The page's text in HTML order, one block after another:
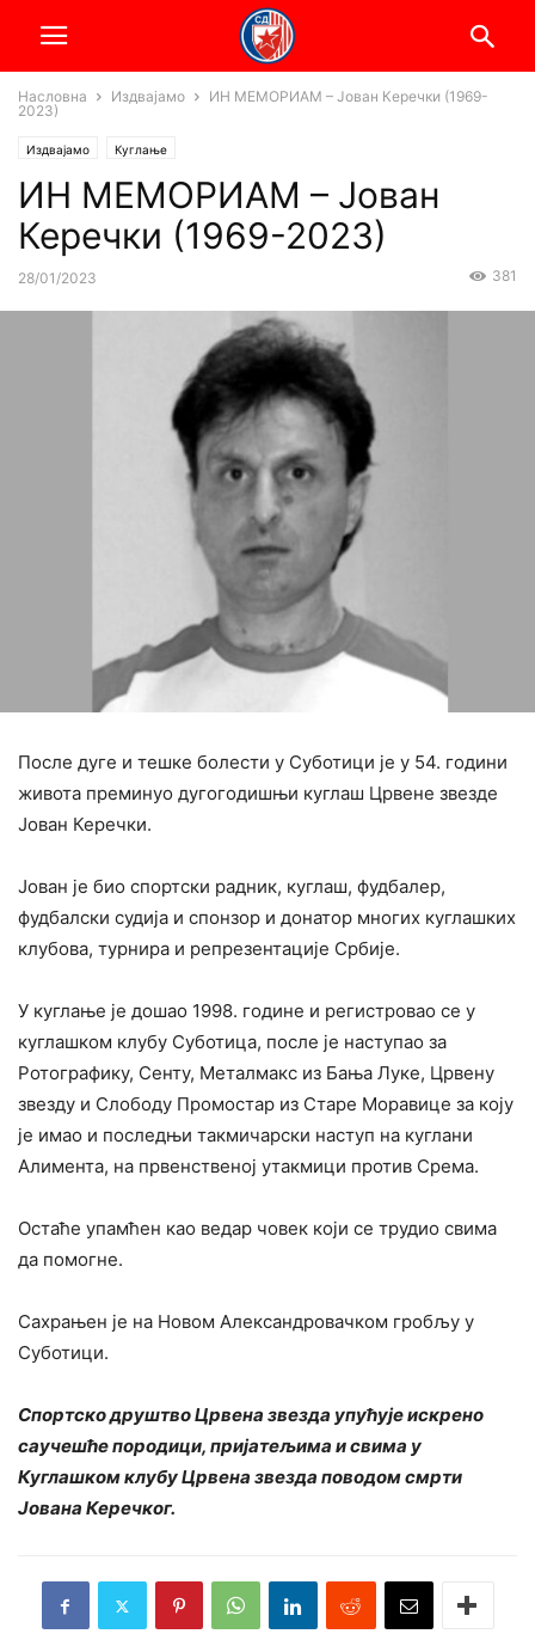
Насловна Издвајамо
ИН МЕМОРИАМ – Јован Керечки (1969-
2023)
Издвајамо Куглање
ИН МЕМОРИАМ – Јован
Керечки (1969-2023)
28/01/2023 381
После дуге и тешке болести у Суботици је у 54. години
живота преминуо дугогодишњи куглаш Црвене звезде
Јован Керечки.
Јован је био спортски радник, куглаш, фудбалер,
фудбалски судија и спонзор и донатор многих куглашких
клубова, турнира и репрезентације Србије.
У куглање је дошао 1998. године и регистровао се у
куглашком клубу Суботица, после је наступао за
Ротографику, Сенту, Металмакс из Бања Луке, Црвену
звезду и Слободу Промостар из Старе Моравице за коју
је имао и последњи такмичарски наступ на куглани
Алимента, на првенственој утакмици против Срема.
Остаће упамћен као ведар човек који се трудио свима
да помогне.
Сахрањен је на Новом Александровачком гробљу у
Суботици.
Спортско друштво Црвена звезда упућује искрено
саучешће породици, пријатељима и свима у
Куглашком клубу Црвена звезда поводом смрти
Јована Керечког.